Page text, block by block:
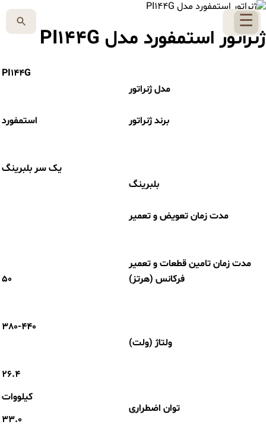
☰
ژنراتور استمفورد مدل PI144G
PI144G
مدل ژنراتور
استمفورد برند ژنراتور
یک سر بلبرینگ
بلبرینگ
مدت زمان تعویض و تعمیر
مدت زمان تامین قطعات و تعمیر
50
فرکانس (هرتز)
380-440
ولتاژ (ولت)
26.4
کیلووات
33.0
توان اضطراری